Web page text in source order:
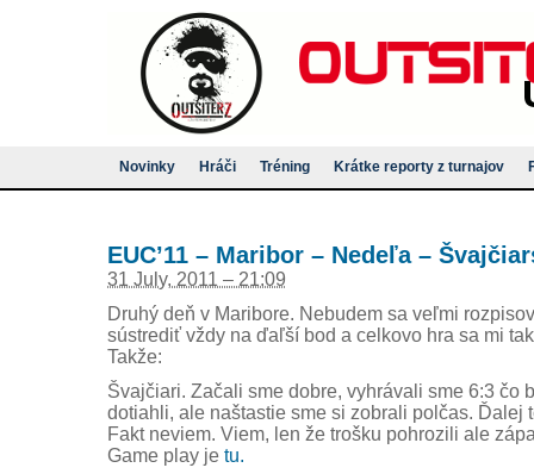
Novinky Hráči Tréning Krátke reporty z turnajov
EUC’11 – Maribor – Nedeľa –
31 July, 2011 – 21:09
Druhý deň v Maribore. Nebudem sa veľmi
sústrediť vždy na ďaľší bod a celkovo hra sa mi
Takže:
Švajčiari. Začali sme dobre, vyhrávali sme 6:3 čo
dotiahli, ale naštastie sme si zobrali polčas. Ďalej
Fakt neviem. Viem, len že trošku pohrozili ale
Game play je tu.